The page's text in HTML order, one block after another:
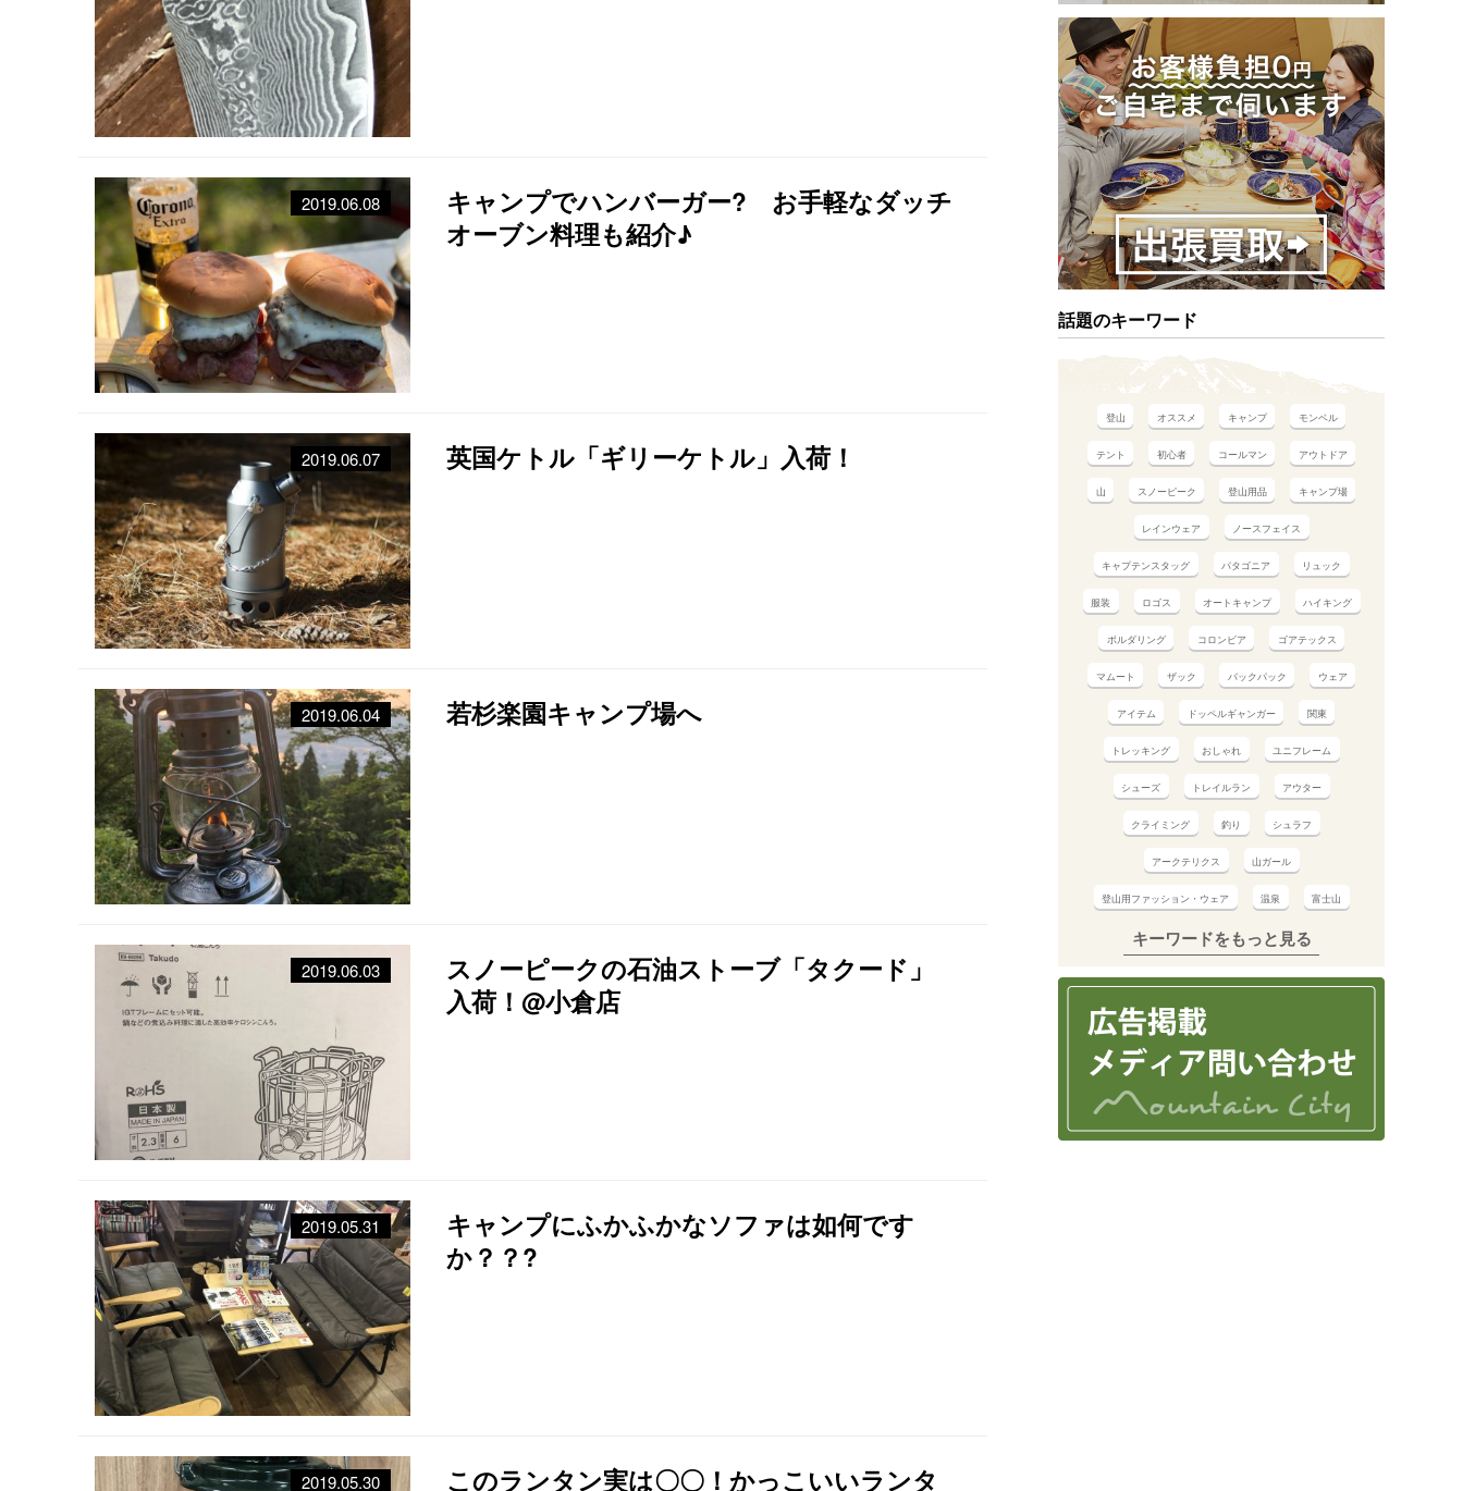
キャンプでハンバーガー? お手軽なダッチ
オーブン料理も紹介♪
2019.06.08
英国ケトル「ギリーケトル」入荷！
2019.06.07
若杉楽園キャンプ場へ
2019.06.04
スノーピークの石油ストーブ「タクード」
入荷！@小倉店
2019.06.03
キャンプにふかふかなソファは如何です
か？？?
2019.05.31
このランタン実は〇〇！かっこいいランタ
2019.05.30
話題のキーワード
登山 オススメ キャンプ モンベル
テント 初心者 コールマン アウトドア
山 スノーピーク 登山用品 キャンプ場
レインウェア ノースフェイス
キャプテンスタッグ パタゴニア リュック
服装 ロゴス オートキャンプ ハイキング
ボルダリング コロンビア ゴアテックス
マムート ザック バックパック ウェア
アイテム ドッペルギャンガー 関東
トレッキング おしゃれ ユニフレーム
シューズ トレイルラン アウター
クライミング 釣り シュラフ
アークテリクス 山ガール
登山用ファッション・ウェア 温泉 富士山
キーワードをもっと見る